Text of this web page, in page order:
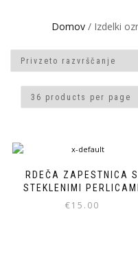
Domov / Izdelki
RDEČA ZAPESTNICA S
STEKLENIMI PERLICAMI
€15.00